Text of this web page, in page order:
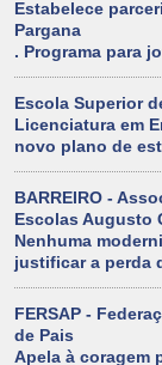
Estabelece
Pargana
. Programa para
Escola Superior
Licenciatura em
novo plano de
BARREIRO -
Escolas Augusto
Nenhuma
justificar a perda
FERSAP -
de Pais
Apela à coragem